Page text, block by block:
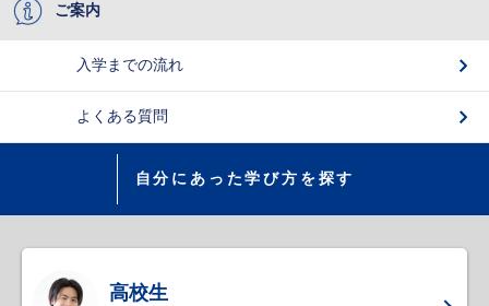
ご案内
入学までの流れ
よくある質問
自分にあった学び方を探す
高校生